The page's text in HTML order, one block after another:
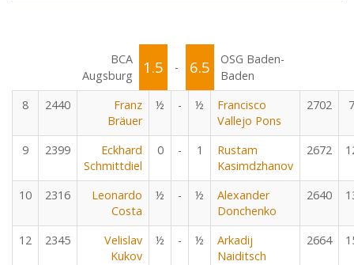
BCA
Augsburg
1.5 - 6.5
OSG Baden-
Baden
8
2440
Franz
Bräuer
½ - ½
Francisco
Vallejo Pons
2702 7
9 2399
Eckhard
Schmittdiel
0 - 1
Rustam
Kasimdzhanov
2672
10 2316
Leonardo
Costa
½ - ½
Alexander
Donchenko
2640
12 2345
Velislav
Kukov
½ - ½
Arkadij
Naiditsch
2664